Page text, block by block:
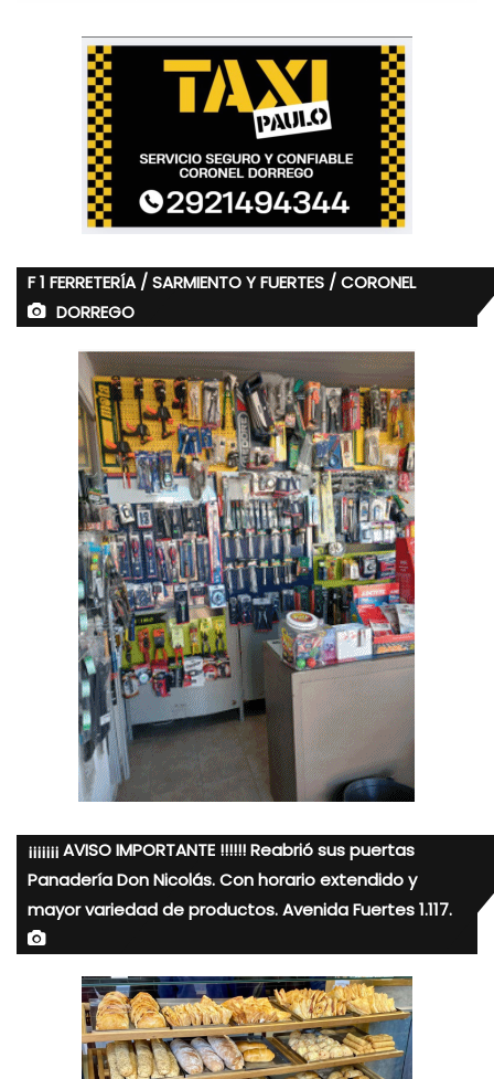
F 1 FERRETERÍA / SARMIENTO Y FUERTES / CORONEL
DORREGO
¡¡¡¡¡¡¡ AVISO IMPORTANTE !!!!!! Reabrió sus puertas
Panadería Don Nicolás. Con horario extendido y
mayor variedad de productos. Avenida Fuertes 1.117.